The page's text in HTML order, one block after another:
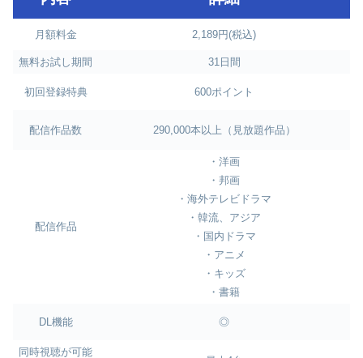
月額料金 2,189円(税込)
無料お試し期間 31日間
初回登録特典 600ポイント
配信作品数 290,000本以上（見放題作品）
配信作品
・洋画
・邦画
・海外テレビドラマ
・韓流、アジア
・国内ドラマ
・アニメ
・キッズ
・書籍
DL機能 ◎
同時視聴が可能